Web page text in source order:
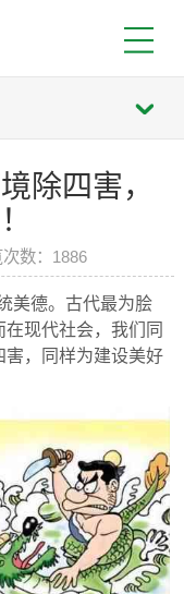
除四害，
数：1886
美德。古代最为脍
现代社会，我们同
害，同样为建设美好